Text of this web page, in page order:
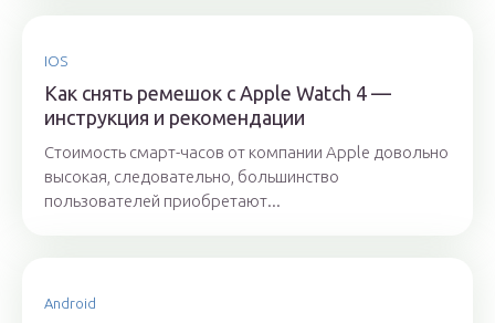
IOS
Как снять ремешок с Apple Watch 4 —
инструкция и рекомендации
Стоимость смарт-часов от компании Apple довольно
высокая, следовательно, большинство
пользователей приобретают...
Android